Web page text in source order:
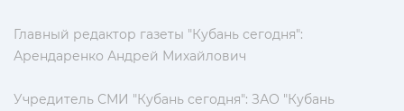
Главный редактор газеты "Кубань сегодня":
Арендаренко Андрей Михайлович
Учредитель СМИ "Кубань сегодня": ЗАО "Кубань